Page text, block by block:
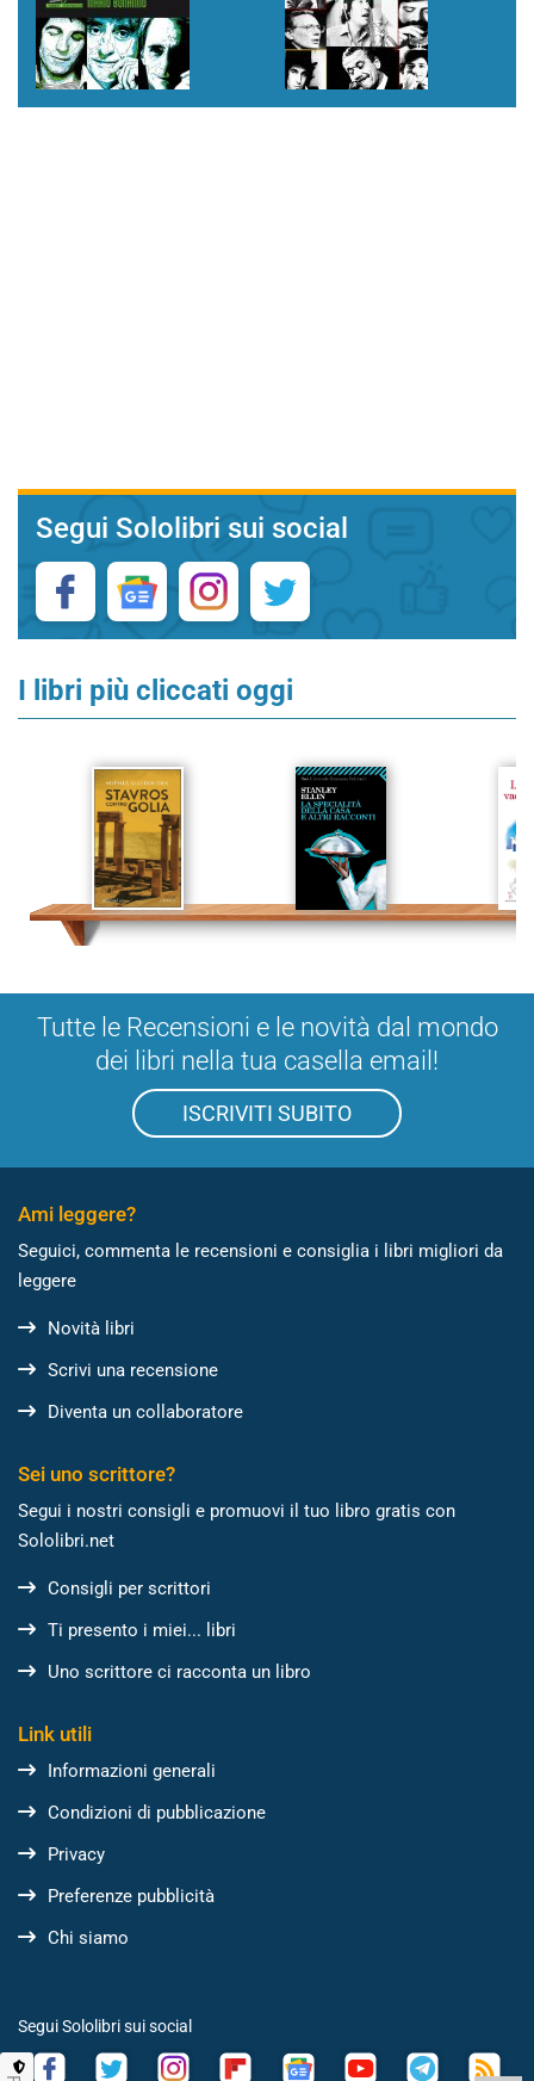
Segui Sololibri sui social
I libri più cliccati oggi
Tutte le Recensioni e le novità dal mondo
dei libri nella tua casella email!
ISCRIVITI SUBITO
Ami leggere?
Seguici, commenta le recensioni e consiglia i libri migliori da
leggere
Novità libri
Scrivi una recensione
Diventa un collaboratore
Sei uno scrittore?
Segui i nostri consigli e promuovi il tuo libro gratis con
Sololibri.net
Consigli per scrittori
Ti presento i miei... libri
Uno scrittore ci racconta un libro
Link utili
Informazioni generali
Condizioni di pubblicazione
Privacy
Preferenze pubblicità
Chi siamo
Segui Sololibri sui social